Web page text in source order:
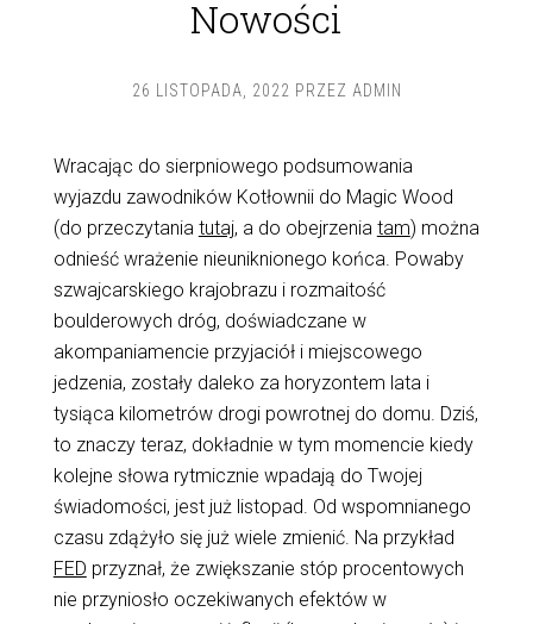
Nowości
26 LISTOPADA, 2022 PRZEZ ADMIN
Wracając do sierpniowego podsumowania
wyjazdu zawodników Kotłownii do Magic Wood
(do przeczytania tutaj, a do obejrzenia tam) można
odnieść wrażenie nieuniknionego końca. Powaby
szwajcarskiego krajobrazu i rozmaitość
boulderowych dróg, doświadczane w
akompaniamencie przyjaciół i miejscowego
jedzenia, zostały daleko za horyzontem lata i
tysiąca kilometrów drogi powrotnej do domu. Dziś,
to znaczy teraz, dokładnie w tym momencie kiedy
kolejne słowa rytmicznie wpadają do Twojej
świadomości, jest już listopad. Od wspomnianego
czasu zdążyło się już wiele zmienić. Na przykład
FED przyznał, że zwiększanie stóp procentowych
nie przyniosło oczekiwanych efektów w